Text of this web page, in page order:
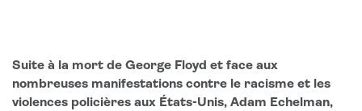
Suite à la mort de George Floyd et face aux
nombreuses manifestations contre le racisme et les
violences policières aux États-Unis, Adam Echelman,